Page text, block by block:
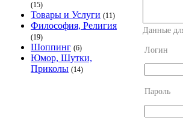
(15)
Товары и Услуги (11)
Философия, Религия
(19)
Шоппинг (6)
Юмор, Шутки,
Приколы (14)
Данные
Логин
Пароль